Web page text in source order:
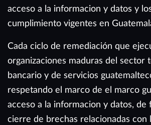
acceso a la informacion y datos y
cumplimiento vigentes en
Cada ciclo de remediación que
organizaciones maduras del sector
bancario y de servicios
respetando el marco de el marco
acceso a la informacion y datos, de
cierre de brechas relacionadas con